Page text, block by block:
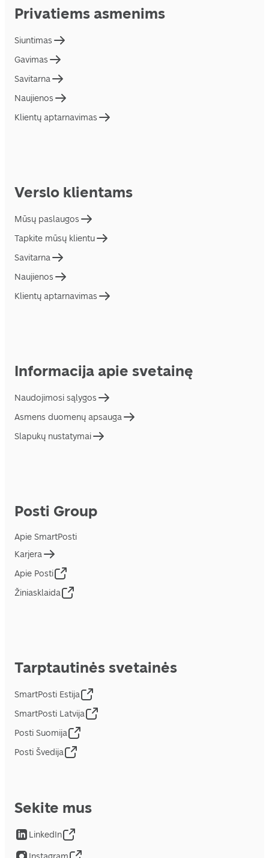
Privatiems asmenims
Siuntimas
Gavimas
Savitarna
Naujienos
Klientų aptarnavimas
Verslo klientams
Mūsų paslaugos
Tapkite mūsų klientu
Savitarna
Naujienos
Klientų aptarnavimas
Informacija apie svetainę
Naudojimosi sąlygos
Asmens duomenų apsauga
Slapukų nustatymai
Posti Group
Apie SmartPosti
Karjera
Apie Posti
Žiniasklaida
Tarptautinės svetainės
SmartPosti Estija
SmartPosti Latvija
Posti Suomija
Posti Švedija
Sekite mus
LinkedIn